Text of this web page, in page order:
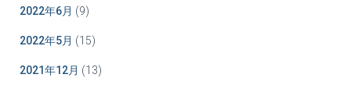
2022年6月 (9)
2022年5月 (15)
2021年12月 (13)